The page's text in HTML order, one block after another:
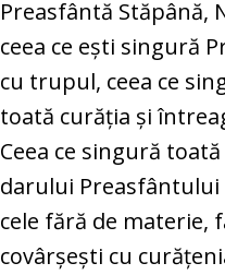
Preasfântă Stăpână,
ceea ce eşti singură
cu trupul, ceea ce
toată curăţia şi
Ceea ce singură
darului
cele fără de materie,
covârşeşti cu